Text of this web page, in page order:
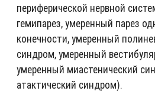
периферической нервной
гемипарез, умеренный парез
конечности, умеренный
синдром, умеренный
умеренный миастенический
атактический синдром).